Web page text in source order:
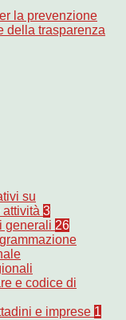
la prevenzione
della trasparenza
su
3
generali 26
e codice di
e imprese 1